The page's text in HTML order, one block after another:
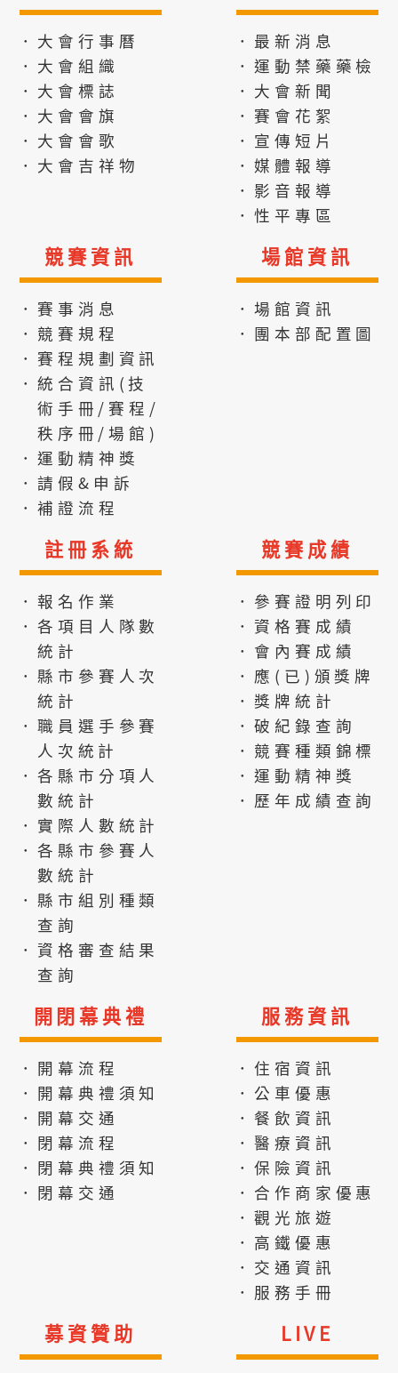
．大會行事曆
．大會組織
．大會標誌
．大會會旗
．大會會歌
．大會吉祥物
．最新消息
．運動禁藥藥檢
．大會新聞
．賽會花絮
．宣傳短片
．媒體報導
．影音報導
．性平專區
競賽資訊
．賽事消息
．競賽規程
．賽程規劃資訊
．統合資訊(技
術手冊/賽程/
秩序冊/場館)
．運動精神獎
．請假&申訴
．補證流程
場館資訊
．場館資訊
．團本部配置圖
註冊系統
．報名作業
．各項目人隊數
統計
．縣市參賽人次
統計
．職員選手參賽
人次統計
．各縣市分項人
數統計
．實際人數統計
．各縣市參賽人
數統計
．縣市組別種類
查詢
．資格審查結果
查詢
競賽成績
．參賽證明列印
．資格賽成績
．會內賽成績
．應(已)頒獎牌
．獎牌統計
．破紀錄查詢
．競賽種類錦標
．運動精神獎
．歷年成績查詢
開閉幕典禮
．開幕流程
．開幕典禮須知
．開幕交通
．閉幕流程
．閉幕典禮須知
．閉幕交通
服務資訊
．住宿資訊
．公車優惠
．餐飲資訊
．醫療資訊
．保險資訊
．合作商家優惠
．觀光旅遊
．高鐵優惠
．交通資訊
．服務手冊
募資贊助 LIVE